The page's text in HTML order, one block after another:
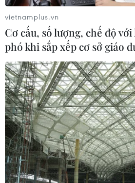
Sở hữu trí tuệ
Quy
RSS
Ngôn ngữ
Liên hệ
Giấy phép số: 1374/GP-BTTTT do Bộ
cấp ngày 11/9/2008.
Quảng cáo: Phó TBT Nguyễn Thị Tám:
tamvna@gmail.com
Điện thoại: (024) 39411349 - (024)
vietnamplus.vn
Cơ cấu, số lượng, chế độ
phó khi sắp xếp cơ sở giáo